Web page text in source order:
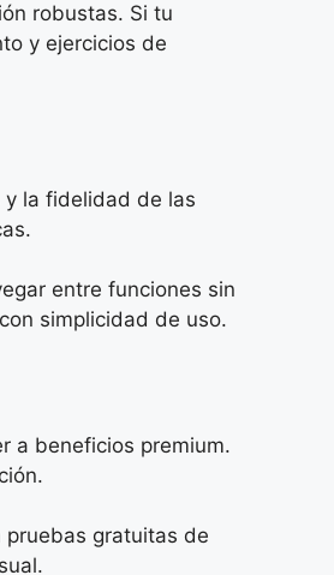
robustas. Si tu
y ejercicios de
la fidelidad de las
entre funciones sin
simplicidad de uso.
a beneficios premium.
gratuitas de